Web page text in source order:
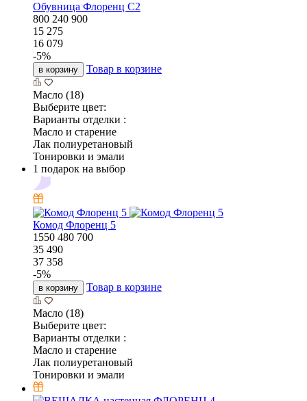
Обувница Флоренц С2
800 240 900
15 275
16 079
-5%
в корзину Товар в корзине
Масло (18)
Выберите цвет:
Варианты отделки :
Масло и старение
Лак полиуретановый
Тонировки и эмали
1 подарок на выбор
Комод Флоренц 5
1550 480 700
35 490
37 358
-5%
в корзину Товар в корзине
Масло (18)
Выберите цвет:
Варианты отделки :
Масло и старение
Лак полиуретановый
Тонировки и эмали